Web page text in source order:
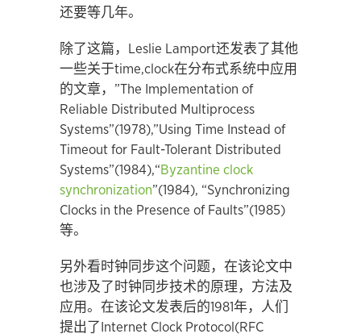
还要等几年。
除了这篇，Leslie Lamport还发表了其他
一些关于time,clock在分布式系统中应用
的文章，”The Implementation of
Reliable Distributed Multiprocess
Systems”(1978),”Using Time Instead of
Timeout for Fault-Tolerant Distributed
Systems”(1984),“Byzantine clock
synchronization”(1984), “Synchronizing
Clocks in the Presence of Faults”(1985)
等。
另外看时钟同步这个问题，在该论文中
也涉及了时钟同步技术的原理，方法及
应用。在该论文发表后的1981年，人们
提出了Internet Clock Protocol(RFC